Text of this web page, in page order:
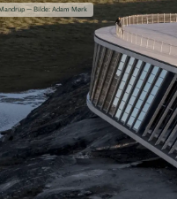
— Bilde: Adam Mørk